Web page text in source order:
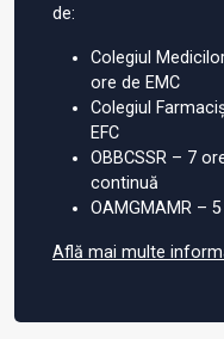
de:
Colegiul
ore de EMC
Colegiul
EFC
OBBCSSR – 7
continuă
OAMGMAMR –
Află mai multe